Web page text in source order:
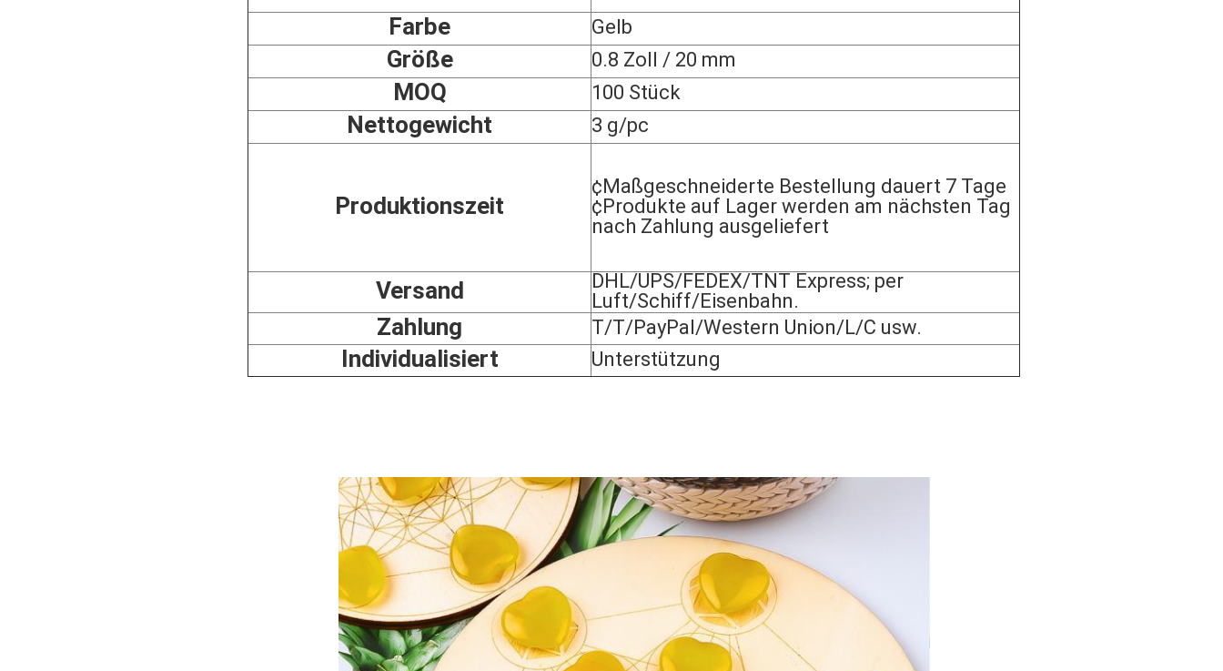
Farbe Gelb
Größe 0.8 Zoll / 20 mm
MOQ 100 Stück
Nettogewicht 3 g/pc
Produktionszeit
¢Maßgeschneiderte Bestellung dauert 7 Tage
¢Produkte auf Lager werden am nächsten Tag
nach Zahlung ausgeliefert
Versand
DHL/UPS/FEDEX/TNT Express; per
Luft/Schiff/Eisenbahn.
Zahlung T/T/PayPal/Western Union/L/C usw.
Individualisiert Unterstützung